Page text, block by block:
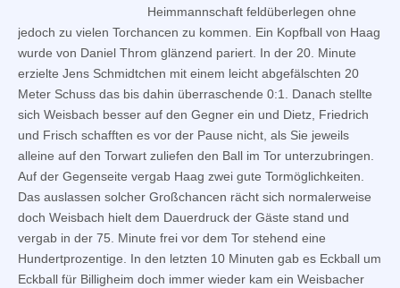
Heimmannschaft feldüberlegen ohne
jedoch zu vielen Torchancen zu kommen. Ein Kopfball von Haag
wurde von Daniel Throm glänzend pariert. In der 20. Minute
erzielte Jens Schmidtchen mit einem leicht abgefälschten 20
Meter Schuss das bis dahin überraschende 0:1. Danach stellte
sich Weisbach besser auf den Gegner ein und Dietz, Friedrich
und Frisch schafften es vor der Pause nicht, als Sie jeweils
alleine auf den Torwart zuliefen den Ball im Tor unterzubringen.
Auf der Gegenseite vergab Haag zwei gute Tormöglichkeiten.
Das auslassen solcher Großchancen rächt sich normalerweise
doch Weisbach hielt dem Dauerdruck der Gäste stand und
vergab in der 75. Minute frei vor dem Tor stehend eine
Hundertprozentige. In den letzten 10 Minuten gab es Eckball um
Eckball für Billigheim doch immer wieder kam ein Weisbacher